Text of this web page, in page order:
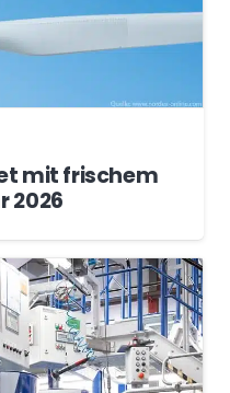
mit frischem
2026